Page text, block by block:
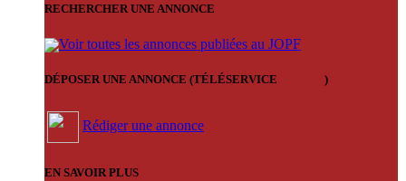
RECHERCHER UNE ANNONCE
Voir toutes les annonces publiées au JOPF
DÉPOSER UNE ANNONCE (TÉLÉSERVICE )
Rédiger une annonce
EN SAVOIR PLUS